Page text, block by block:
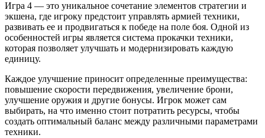
Игра 4 — это уникальное сочетание элементов стратегии и
экшена, где игроку предстоит управлять армией техники,
развивать ее и продвигаться к победе на поле боя. Одной из
особенностей игры является система прокачки техники,
которая позволяет улучшать и модернизировать каждую
единицу.
Каждое улучшение приносит определенные преимущества:
повышение скорости передвижения, увеличение брони,
улучшение оружия и другие бонусы. Игрок может сам
выбирать, на что именно стоит потратить ресурсы, чтобы
создать оптимальный баланс между различными параметрами
техники.